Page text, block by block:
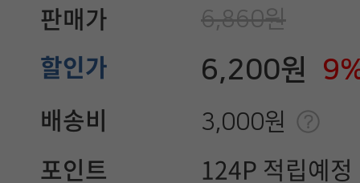
판매가 6,860원
할인가 6,200원
배송비 3,000원
포인트 124P 적립예정